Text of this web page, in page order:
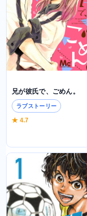
兄が彼氏で、ごめん。
ラブストーリー
★ 4.7